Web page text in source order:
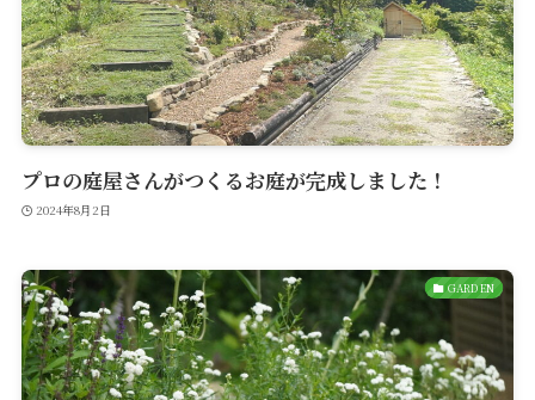
プロの庭屋さんがつくるお庭が完成しました！
2024年8月2日
GARDEN